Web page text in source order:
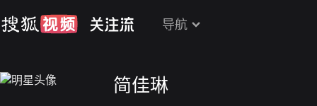
导航
简佳琳